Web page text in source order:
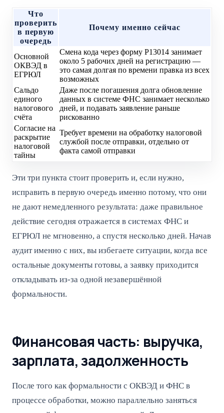
Что
проверить
в первую
очередь
Почему именно сейчас
Основной
ОКВЭД в
ЕГРЮЛ
Смена кода через форму Р13014 занимает
около 5 рабочих дней на регистрацию —
это самая долгая по времени правка из всех
возможных
Сальдо
единого
налогового
счёта
Даже после погашения долга обновление
данных в системе ФНС занимает несколько
дней, и подавать заявление раньше
рискованно
Согласие на
раскрытие
налоговой
тайны
Требует времени на обработку налоговой
службой после отправки, отдельно от
факта самой отправки
Эти три пункта стоит проверить и, если нужно,
исправить в первую очередь именно потому, что они
не дают немедленного результата: даже правильное
действие сегодня отражается в системах ФНС и
ЕГРЮЛ не мгновенно, а спустя несколько дней. Начав
аудит именно с них, вы избегаете ситуации, когда все
остальные документы готовы, а заявку приходится
откладывать из-за одной незавершённой
формальности.
Финансовая часть: выручка,
зарплата, задолженность
После того как формальности с ОКВЭД и ФНС в
процессе обработки, можно параллельно заняться